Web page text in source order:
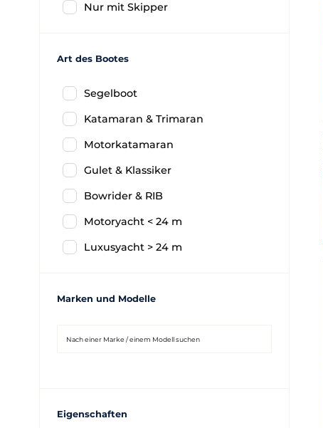
Nur mit Skipper
Art des Bootes
Segelboot
Katamaran & Trimaran
Motorkatamaran
Gulet & Klassiker
Bowrider & RIB
Motoryacht < 24 m
Luxusyacht > 24 m
Marken und Modelle
Eigenschaften